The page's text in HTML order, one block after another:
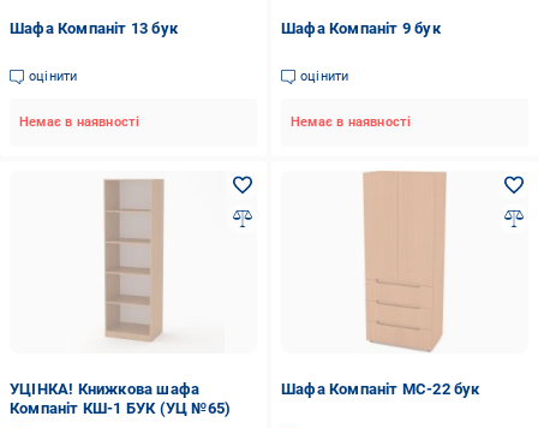
Шафа Компаніт 13 бук
оцінити
Немає в наявності
Шафа Компаніт 9 бук
оцінити
Немає в наявності
УЦІНКА! Книжкова шафа
Компаніт КШ-1 БУК (УЦ №65)
Шафа Компаніт МС-22 бук